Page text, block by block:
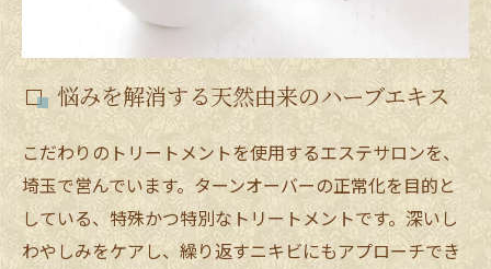
悩みを解消する天然由来のハーブエキス
こだわりのトリートメントを使用するエステサロンを、
埼玉で営んでいます。ターンオーバーの正常化を目的と
している、特殊かつ特別なトリートメントです。深いし
わやしみをケアし、繰り返すニキビにもアプローチでき